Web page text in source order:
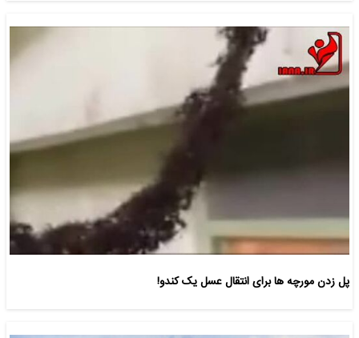
پل زدن مورچه ها برای انتقال عسل یک کندو!